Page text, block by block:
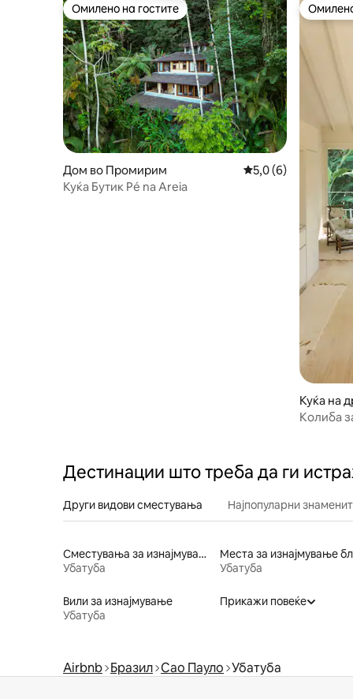
Омилено на гостите
Омилено на гостите
Дом во Промирим Просечна оцена:
5,0 (6)
Куќа Бутик Pé na Areia
Куќа на
мбука
Колиба
Дестинации што треба да ги
Други видови сместувања Најпопуларни
Сместувања за изнајмување погодни за семејства
Убатуба
Убатуба
Вили за изнајмување
Убатуба
Прикажи повеќе
Airbnb Бразил Сао Пауло Убатуба